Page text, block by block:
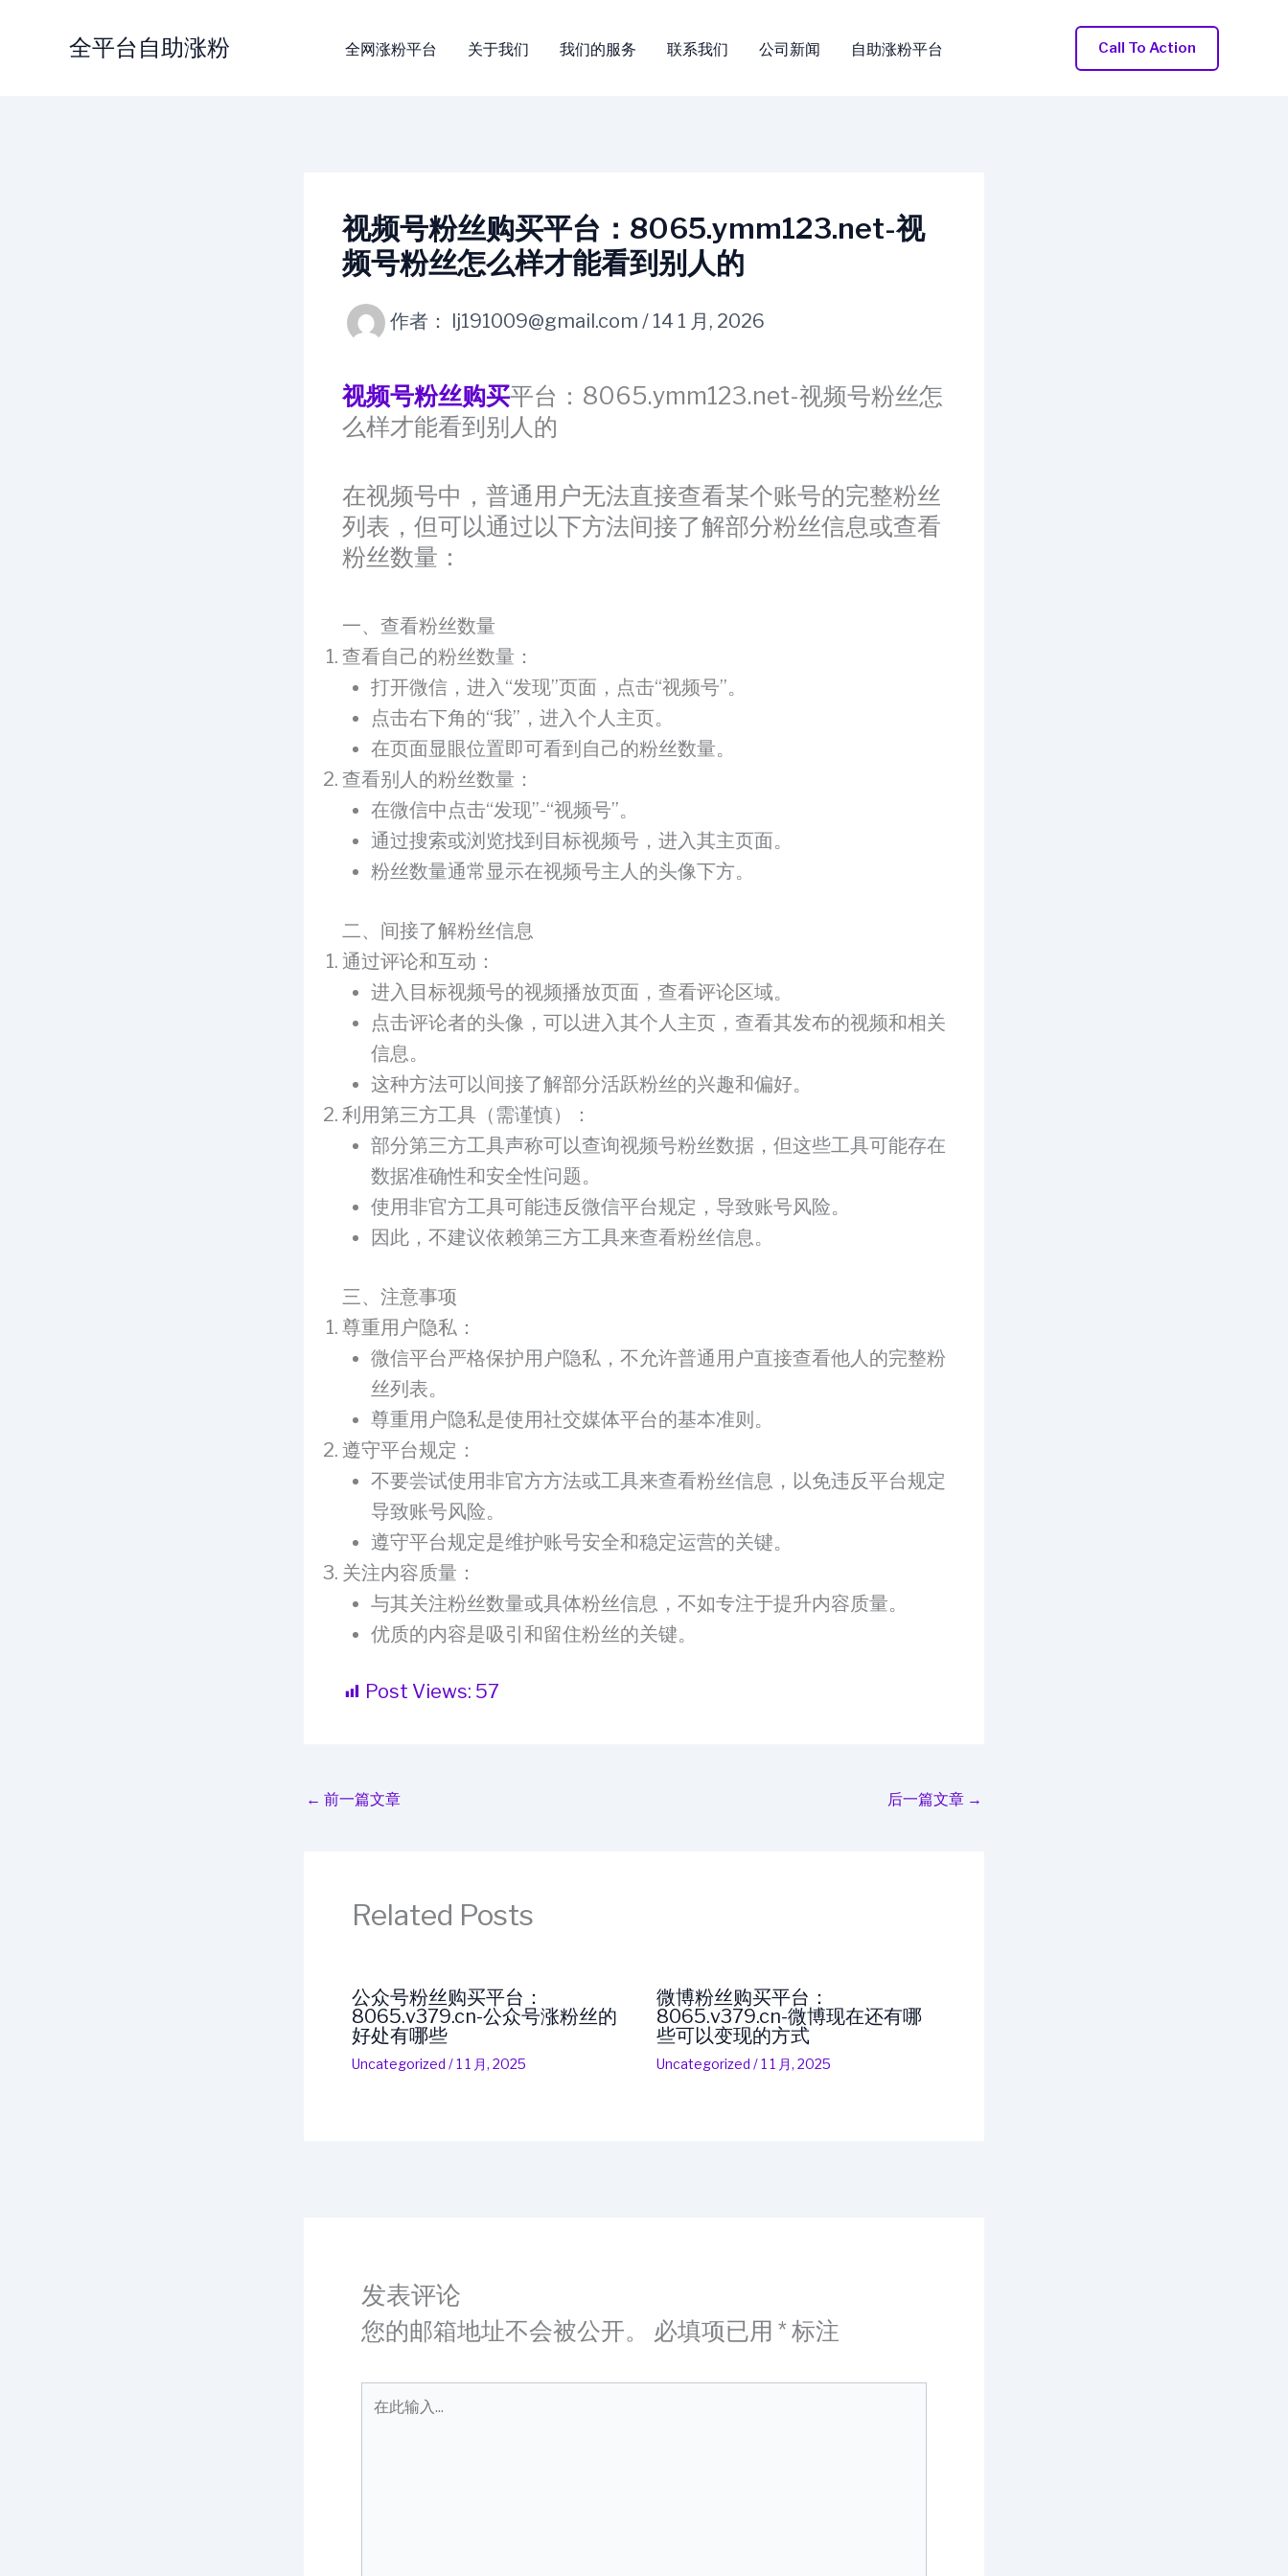
全平台自助涨粉 全网涨粉平台 关于我们 我们的服务 联系我们 公司新闻 自助涨粉平台 Call To Action
视频号粉丝购买平台：8065.ymm123.net-视
频号粉丝怎么样才能看到别人的
作者： lj191009@gmail.com / 14 1 月, 2026
视频号粉丝购买平台：8065.ymm123.net-视频号粉丝怎
么样才能看到别人的
在视频号中，普通用户无法直接查看某个账号的完整粉丝
列表，但可以通过以下方法间接了解部分粉丝信息或查看
粉丝数量：
一、查看粉丝数量
查看自己的粉丝数量：
打开微信，进入“发现”页面，点击“视频号”。
点击右下角的“我”，进入个人主页。
在页面显眼位置即可看到自己的粉丝数量。
查看别人的粉丝数量：
在微信中点击“发现”-“视频号”。
通过搜索或浏览找到目标视频号，进入其主页面。
粉丝数量通常显示在视频号主人的头像下方。
二、间接了解粉丝信息
通过评论和互动：
进入目标视频号的视频播放页面，查看评论区域。
点击评论者的头像，可以进入其个人主页，查看其发布的视频和相关
信息。
这种方法可以间接了解部分活跃粉丝的兴趣和偏好。
利用第三方工具（需谨慎）：
部分第三方工具声称可以查询视频号粉丝数据，但这些工具可能存在
数据准确性和安全性问题。
使用非官方工具可能违反微信平台规定，导致账号风险。
因此，不建议依赖第三方工具来查看粉丝信息。
三、注意事项
尊重用户隐私：
微信平台严格保护用户隐私，不允许普通用户直接查看他人的完整粉
丝列表。
尊重用户隐私是使用社交媒体平台的基本准则。
遵守平台规定：
不要尝试使用非官方方法或工具来查看粉丝信息，以免违反平台规定
导致账号风险。
遵守平台规定是维护账号安全和稳定运营的关键。
关注内容质量：
与其关注粉丝数量或具体粉丝信息，不如专注于提升内容质量。
优质的内容是吸引和留住粉丝的关键。
Post Views: 57
← 前一篇文章 后一篇文章 →
Related Posts
公众号粉丝购买平台：
8065.v379.cn-公众号涨粉丝的
好处有哪些
Uncategorized /1 1 月, 2025
微博粉丝购买平台：
8065.v379.cn-微博现在还有哪
些可以变现的方式
Uncategorized /1 1 月, 2025
发表评论
您的邮箱地址不会被公开。 必填项已用 *标注